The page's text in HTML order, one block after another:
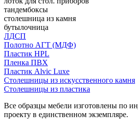
тандембоксы
столешница из камня
бутылочница
ЛДСП
Полотно АГТ (МДФ)
Пластик HPL
Пленка ПВХ
Пластик Alvic Luxe
Столешницы из искусственного камня
Столешницы из пластика
Все образцы мебели изготовлены по
проекту в единственном экземпляре.